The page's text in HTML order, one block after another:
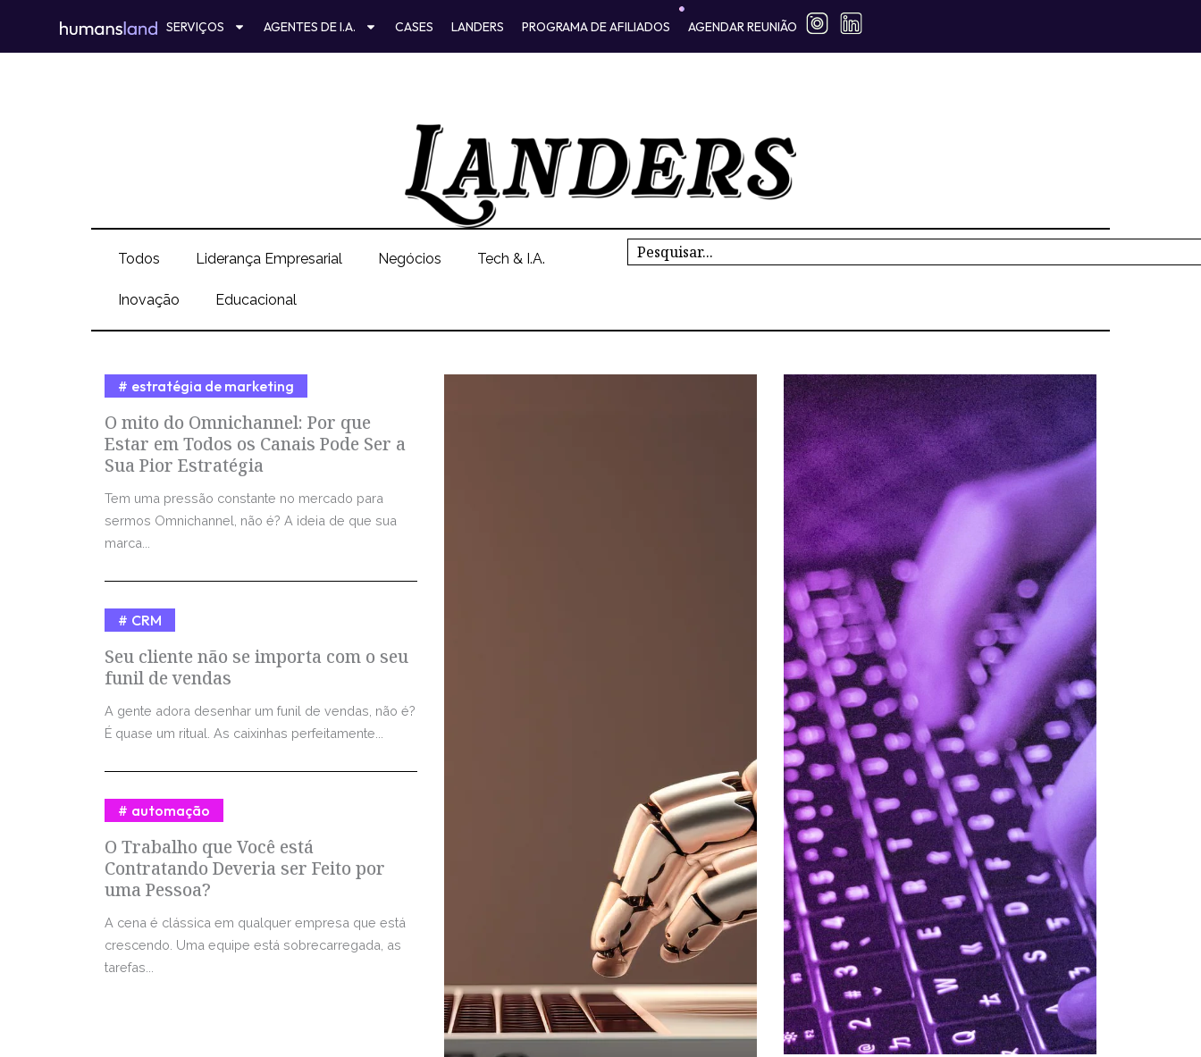
o
SERVIÇOS AGENTES DE I.A. CASES LANDERS PROGRAMA DE AFILIADOS AGENDAR REUNIÃO
Todos Liderança Empresarial Negócios Tech & I.A.
Inovação Educacional
Search
O mito do Omnichannel: Por que
Estar em Todos os Canais Pode Ser a
Sua Pior Estratégia
estratégia de marketing
Tem uma pressão constante no mercado para
sermos Omnichannel, não é? A ideia de que sua
marca...
Seu cliente não se importa com o seu
funil de vendas
CRM
A gente adora desenhar um funil de vendas, não é?
É quase um ritual. As caixinhas perfeitamente...
O Trabalho que Você está
Contratando Deveria ser Feito por
uma Pessoa?
automação
A cena é clássica em qualquer empresa que está
crescendo. Uma equipe está sobrecarregada, as
tarefas...